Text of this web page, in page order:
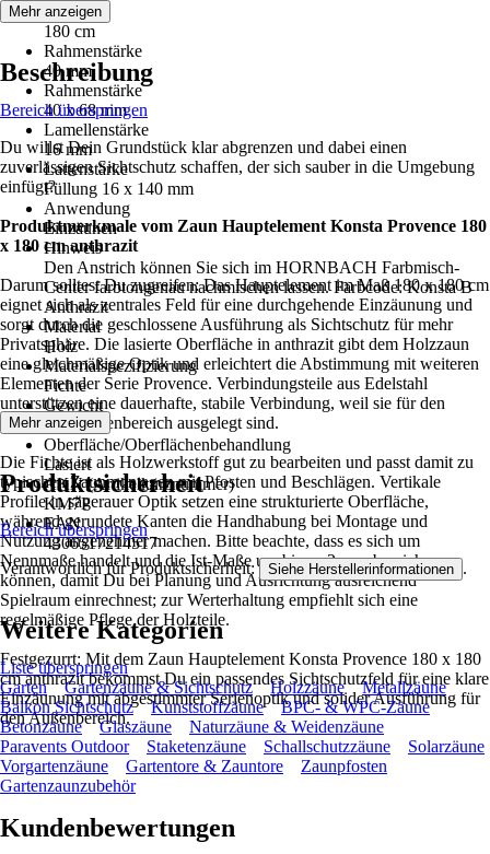
Höhe
180 cm
Rahmenstärke
40 mm
Rahmenstärke
40 x 68 mm
Lamellenstärke
16 mm
Lattenstärke
Füllung 16 x 140 mm
Anwendung
Einzäunen
Hinweis
Den Anstrich können Sie sich im HORNBACH Farbmisch-
Center farbtongenau nachmischen lassen. Farbcode: Konsta B
Anthrazit
Material
Holz
Materialspezifizierung
Fichte
Gewicht
34 kg
Oberfläche/Oberflächenbehandlung
Lasiert
AKN (Artikelkurznummer)
KM7P
EAN
4306517214517
Mehr anzeigen
Beschreibung
Bereich überspringen
Du willst Dein Grundstück klar abgrenzen und dabei einen
zuverlässigen Sichtschutz schaffen, der sich sauber in die Umgebung
einfügt?
Produktmerkmale vom Zaun Hauptelement Konsta Provence 180
x 180 cm anthrazit
Darum solltest Du zugreifen: Das Hauptelement im Maß 180 x 180 cm
eignet sich als zentrales Feld für eine durchgehende Einzäunung und
sorgt durch die geschlossene Ausführung als Sichtschutz für mehr
Privatsphäre. Die lasierte Oberfläche in anthrazit gibt dem Holzzaun
eine gleichmäßige Optik und erleichtert die Abstimmung mit weiteren
Elementen der Serie Provence. Verbindungsteile aus Edelstahl
unterstützen eine dauerhafte, stabile Verbindung, weil sie für den
Einsatz im Außenbereich ausgelegt sind.
Die Fichte ist als Holzwerkstoff gut zu bearbeiten und passt damit zu
typischen Zaunmontagen mit Pfosten und Beschlägen. Vertikale
Profile in sägerauer Optik setzen eine strukturierte Oberfläche,
während gerundete Kanten die Handhabung bei Montage und
Nutzung angenehmer machen. Bitte beachte, dass es sich um
Nennmaße handelt und die Ist-Maße um bis zu 2 cm abweichen
können, damit Du bei Planung und Ausrichtung ausreichend
Spielraum einrechnest; zur Werterhaltung empfiehlt sich eine
regelmäßige Pflege der Holzteile.
Festgezurrt: Mit dem Zaun Hauptelement Konsta Provence 180 x 180
cm anthrazit bekommst Du ein passendes Sichtschutzfeld für eine klare
Einzäunung mit abgestimmter Serienoptik und solider Ausführung für
den Außenbereich.
Mehr anzeigen
Produktsicherheit
Bereich überspringen
Verantwortlich für Produktsicherheit: Siehe Herstellerinformationen .
Weitere Kategorien
Liste überspringen
Garten
Gartenzäune & Sichtschutz Holzzäune
Metallzäune
Balkon Sichtschutz
Kunststoffzäune
BPC- & WPC-Zäune
Betonzäune
Glaszäune
Naturzäune & Weidenzäune
Paravents Outdoor
Staketenzäune Schallschutzzäune
Solarzäune
Vorgartenzäune
Gartentore & Zauntore
Zaunpfosten
Gartenzaunzubehör
Kundenbewertungen